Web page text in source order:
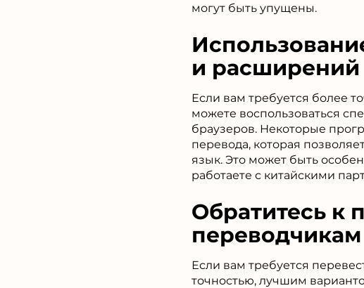
могут быть упущены.
и расширений
Если вам требуется более
можете воспользоваться
браузеров. Некоторые
перевода, которая
язык. Это может быть
работаете с китайскими
Обратитесь к
переводчикам
Если вам требуется
точностью, лучшим